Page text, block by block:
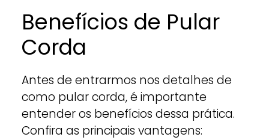
Benefícios de Pular
Corda
Antes de entrarmos nos detalhes de
como pular corda, é importante
entender os benefícios dessa prática.
Confira as principais vantagens: